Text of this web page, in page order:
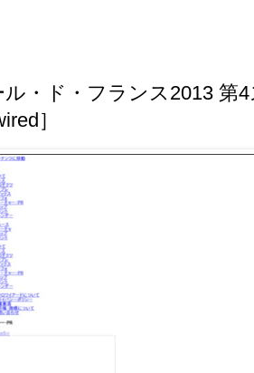
ル・ド・フランス2013 第
］